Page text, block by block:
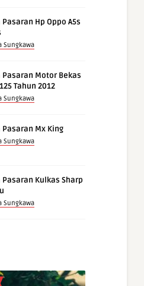
Pasaran Hp Oppo A5s
Sungkawa
Pasaran Motor Bekas
Tahun 2012
Sungkawa
Pasaran Mx King
Sungkawa
Pasaran Kulkas Sharp
Sungkawa